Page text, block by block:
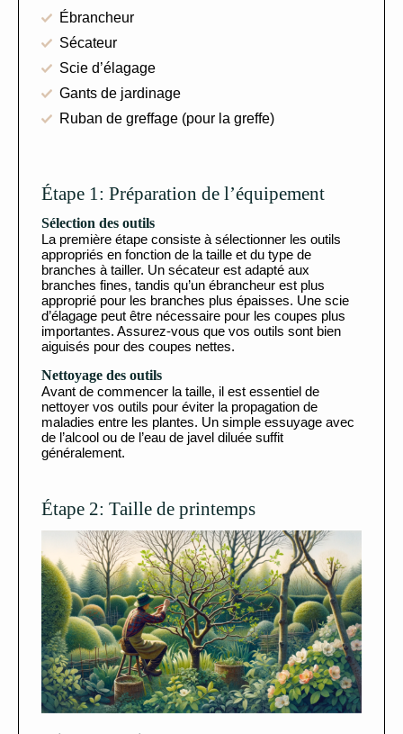
Ébrancheur
Sécateur
Scie d’élagage
Gants de jardinage
Ruban de greffage (pour la greffe)
Étape 1: Préparation de l’équipement
Sélection des outils
La première étape consiste à sélectionner les outils
appropriés en fonction de la taille et du type de
branches à tailler. Un sécateur est adapté aux
branches fines, tandis qu’un ébrancheur est plus
approprié pour les branches plus épaisses. Une scie
d’élagage peut être nécessaire pour les coupes plus
importantes. Assurez-vous que vos outils sont bien
aiguisés pour des coupes nettes.
Nettoyage des outils
Avant de commencer la taille, il est essentiel de
nettoyer vos outils pour éviter la propagation de
maladies entre les plantes. Un simple essuyage avec
de l’alcool ou de l’eau de javel diluée suffit
généralement.
Étape 2: Taille de printemps